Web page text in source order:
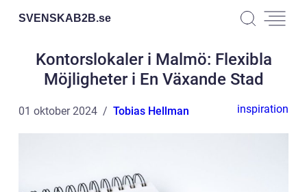
SVENSKAB2B.se
Kontorslokaler i Malmö: Flexibla
Möjligheter i En Växande Stad
01 oktober 2024 Tobias Hellman inspiration